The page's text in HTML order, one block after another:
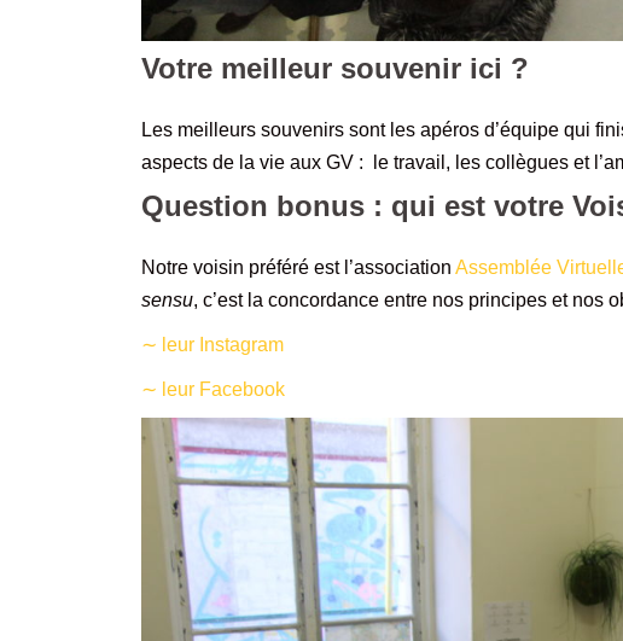
Votre meilleur souvenir ici ?
Les meilleurs souvenirs sont les apéros d’équipe qui
aspects de la vie aux GV : le travail, les collègues et
Question bonus : qui est votre
Notre voisin préféré est l’association Assemblée
sensu, c’est la concordance entre nos principes et nos
∼ leur Instagram
∼ leur Facebook